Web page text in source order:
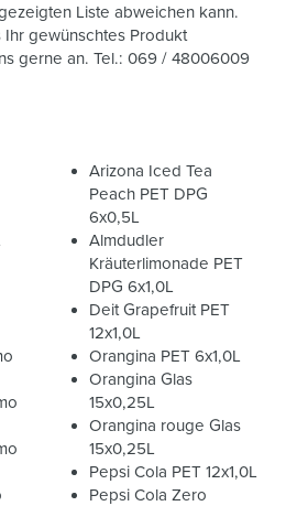
Liste abweichen kann.
Ihr gewünschtes Produkt
gerne an. Tel.: 069 / 48006009
Arizona Iced Tea
Peach PET DPG
6x0,5L
Almdudler
Kräuterlimonade PET
DPG 6x1,0L
Deit Grapefruit PET
12x1,0L
Orangina PET 6x1,0L
Orangina Glas
15x0,25L
Orangina rouge Glas
15x0,25L
Pepsi Cola PET 12x1,0L
Pepsi Cola Zero